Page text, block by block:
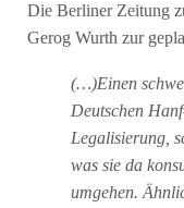
Die Berliner Zeitung
Gerog Wurth zur
(…)Einen
Deutschen
Legalisierung,
was sie da
umgehen.